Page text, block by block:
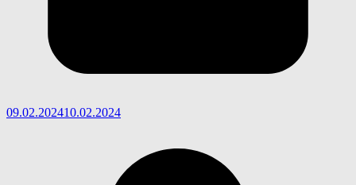
09.02.202410.02.2024